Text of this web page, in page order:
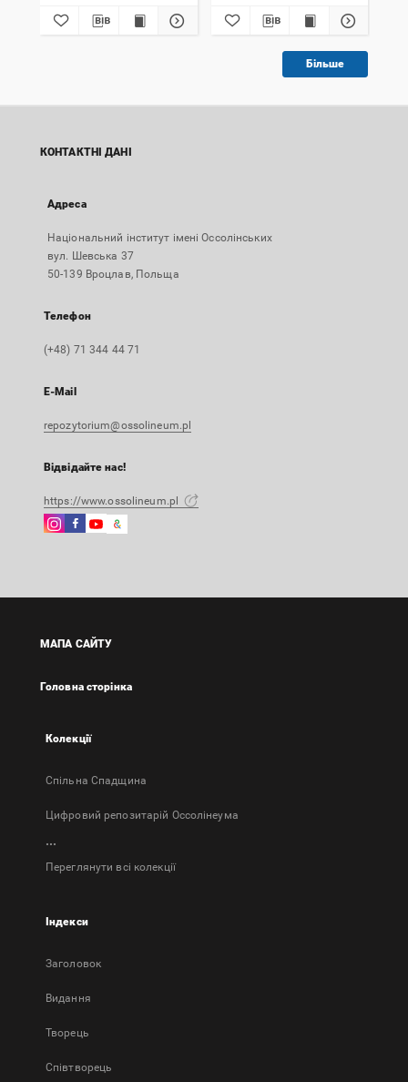
Більше
КОНТАКТНІ ДАНІ
Адреса
Національний інститут імені Оссолінських
вул. Шевська 37
50-139 Вроцлав, Польща
Телефон
(+48) 71 344 44 71
E-Mail
repozytorium@ossolineum.pl
Відвідайте нас!
https://www.ossolineum.pl
Instagram
в
Facebook
в
Instagram
в
Google
Зовнішнє
в
вкладці
МАПА САЙТУ
Головна сторінка
Колекції
Спільна Спадщина
Цифровий репозитарій Оссолінеума
...
Переглянути всі колекції
Індекси
Заголовок
Bидання
Творець
Співтворець